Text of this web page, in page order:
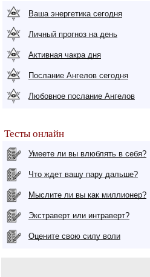
Ваша энергетика сегодня
Личный прогноз на день
Активная чакра дня
Послание Ангелов сегодня
Любовное послание Ангелов
Тесты онлайн
Умеете ли вы влюблять в себя?
Что ждет вашу пару дальше?
Мыслите ли вы как миллионер?
Экстраверт или интраверт?
Оцените свою силу воли